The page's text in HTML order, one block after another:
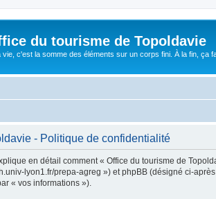
du tourisme de Topoldavie
vie, c'est la somme des éléments sur un corps fini. À la fin, ça
- Politique de confidentialité
en détail comment « Office du tourisme de
lyon1.fr/prepa-agreg ») et phpBB (désigné ci-
« vos informations »).